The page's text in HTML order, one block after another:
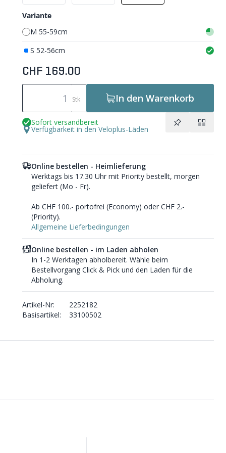
Variante
M 55-59cm
S 52-56cm
CHF 169.00
Stk In den Warenkorb
Sofort versandbereit
Verfügbarkeit in den Veloplus-Läden
Online bestellen - Heimlieferung
Werktags bis 17.30 Uhr mit Priority bestellt, morgen
geliefert (Mo - Fr).
Ab CHF 100.- portofrei (Economy) oder CHF 2.-
(Priority).
Allgemeine Lieferbedingungen
Online bestellen - im Laden abholen
In 1-2 Werktagen abholbereit. Wähle beim
Bestellvorgang Click & Pick und den Laden für die
Abholung.
Artikel-Nr:
2252182
Basisartikel:
33100502